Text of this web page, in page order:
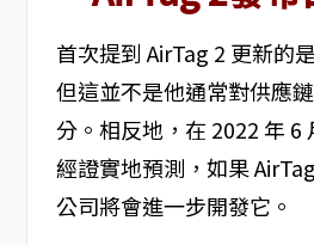
首次提到 AirTag 2 更新的
但這並不是他通常對供應
分。相反地，在 2022 年 6
經證實地預測，如果
公司將會進一步開發它。